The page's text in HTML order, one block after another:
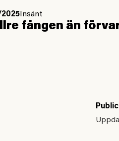
Insänt
fången än